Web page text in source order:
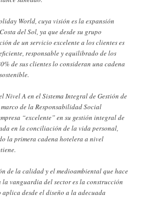
World, cuya visión es la expansión
del Sol, ya que desde su grupo
de un servicio excelente a los clientes es
responsable y equilibrado de los
de sus clientes lo consideran una cadena
Nivel A en el Sistema Integral de Gestión de
de la Responsabilidad Social
“excelente” en su gestión integral de
en la conciliación de la vida personal,
la primera cadena hotelera a nivel
de la calidad y el medioambiental que hace
vanguardia del sector es la construcción
desde el diseño a la adecuada